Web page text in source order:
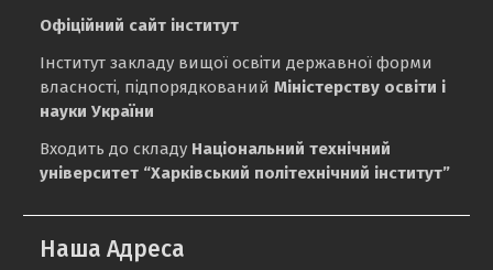
Офіційний сайт інститут
Інститут закладу вищої освіти державної форми
власності, підпорядкованийМіністерству освіти і
науки України
Входить до складу Національний технічний
університет “Харківський політехнічний інститут”
Наша Адреса